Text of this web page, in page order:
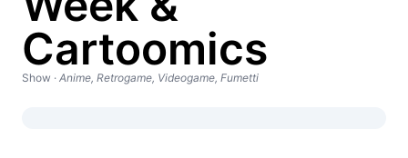
Cartoomics
Show · Anime, Retrogame, Videogame, Fumetti